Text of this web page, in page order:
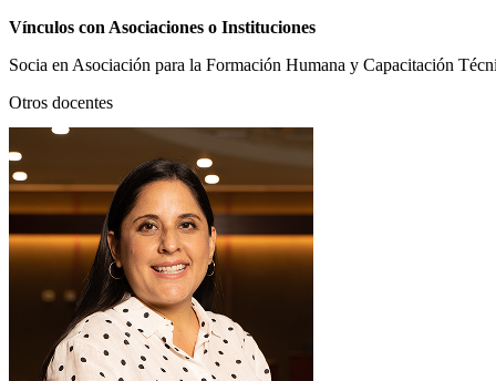
Vínculos con Asociaciones o Instituciones
Socia en Asociación para la Formación Humana y Capacitación
Otros docentes